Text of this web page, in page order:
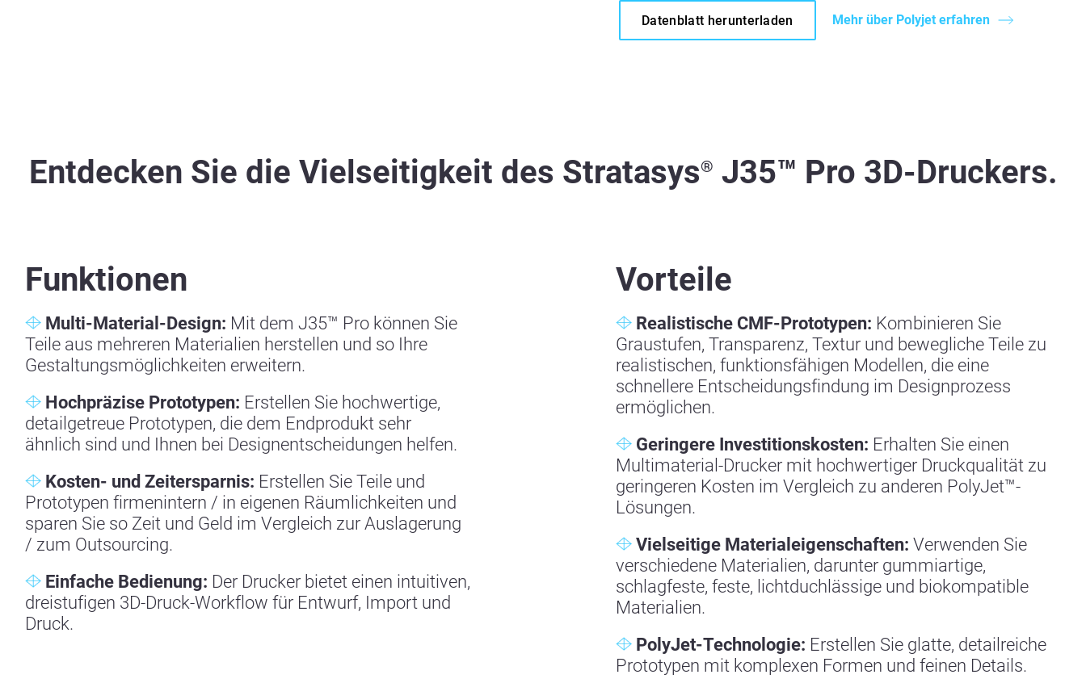
Datenblatt herunterladen Mehr über Polyjet erfahren
Entdecken Sie die Vielseitigkeit des Stratasys® J35™ Pro 3D-Druckers.
Funktionen
Multi-Material-Design: Mit dem J35™ Pro können Sie
Teile aus mehreren Materialien herstellen und so Ihre
Gestaltungsmöglichkeiten erweitern.
Hochpräzise Prototypen: Erstellen Sie hochwertige,
detailgetreue Prototypen, die dem Endprodukt sehr
ähnlich sind und Ihnen bei Designentscheidungen helfen.
Kosten- und Zeitersparnis: Erstellen Sie Teile und
Prototypen firmenintern / in eigenen Räumlichkeiten und
sparen Sie so Zeit und Geld im Vergleich zur Auslagerung
/ zum Outsourcing.
Einfache Bedienung: Der Drucker bietet einen intuitiven,
dreistufigen 3D-Druck-Workflow für Entwurf, Import und
Druck.
Vorteile
Realistische CMF-Prototypen: Kombinieren Sie
Graustufen, Transparenz, Textur und bewegliche Teile zu
realistischen, funktionsfähigen Modellen, die eine
schnellere Entscheidungsfindung im Designprozess
ermöglichen.
Geringere Investitionskosten: Erhalten Sie einen
Multimaterial-Drucker mit hochwertiger Druckqualität zu
geringeren Kosten im Vergleich zu anderen PolyJet™-
Lösungen.
Vielseitige Materialeigenschaften: Verwenden Sie
verschiedene Materialien, darunter gummiartige,
schlagfeste, feste, lichtduchlässige und biokompatible
Materialien.
PolyJet-Technologie: Erstellen Sie glatte, detailreiche
Prototypen mit komplexen Formen und feinen Details.